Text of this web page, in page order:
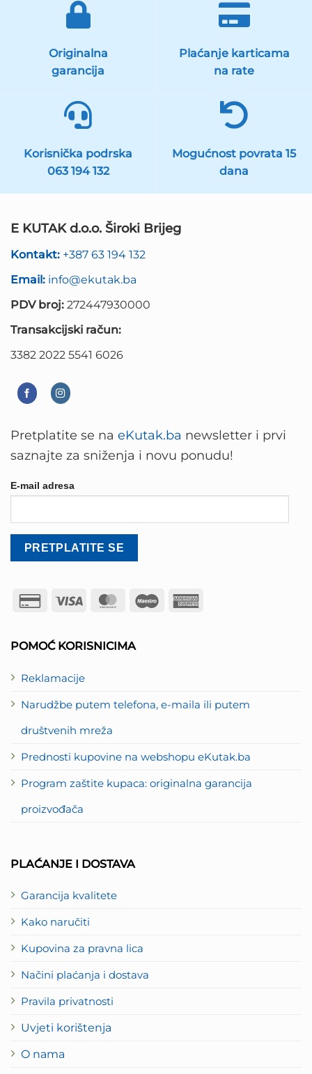
Originalna
garancija
Plaćanje karticama
na rate
Korisnička podrska
063 194 132
Mogućnost povrata 15
dana
E KUTAK d.o.o. Široki Brijeg
Kontakt: +387 63 194 132
Email: info@ekutak.ba
PDV broj: 272447930000
Transakcijski račun:
3382 2022 5541 6026
POMOĆ KORISNICIMA
Reklamacije
Narudžbe putem telefona, e-maila ili putem
društvenih mreža
Prednosti kupovine na webshopu eKutak.ba
Program zaštite kupaca: originalna garancija
proizvođača
PLAĆANJE I DOSTAVA
Garancija kvalitete
Kako naručiti
Kupovina za pravna lica
Načini plaćanja i dostava
Pravila privatnosti
Uvjeti korištenja
O nama
Pretplatite se na eKutak.ba newsletter i prvi
saznajte za sniženja i novu ponudu!
E-mail adresa
Credit
Visa MasterCard
Maestro